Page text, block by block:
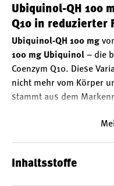
Ubiquinol-QH 100
Q10 in reduzierter
Ubiquinol-QH 100 mg
100 mg Ubiquinol – die
Coenzym Q10. Diese
nicht mehr vom Körper
stammt aus dem
Ubichinol (reduziert)
Inhaltsstoffe